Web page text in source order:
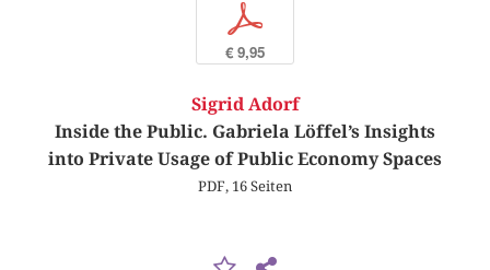
p
€ 9,95
Sigrid Adorf
Inside the Public. Gabriela Löffel’s Insights
into Private Usage of Public Economy Spaces
PDF, 16 Seiten